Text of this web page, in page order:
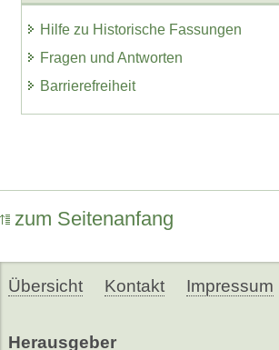
Hilfe zu Historische Fassungen
Fragen und Antworten
Barrierefreiheit
zum Seitenanfang
Übersicht Kontakt Impressum
Herausgeber